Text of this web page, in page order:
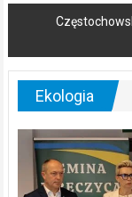
Ekologia